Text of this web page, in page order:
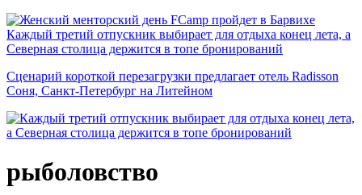
Каждый третий отпускник выбирает для отдыха конец лета, а
Северная столица держится в топе бронирований
Сценарий короткой перезагрузки предлагает отель Radisson
Соня, Санкт-Петербург на Литейном
рыболовство